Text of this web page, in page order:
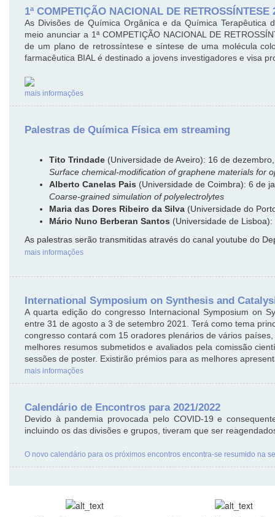
1ª COMPETIÇÃO NACIONAL DE RETROSSÍNTESE
As Divisões de Química Orgânica e da Química Terapêutica
meio anunciar a 1ª COMPETIÇÃO NACIONAL DE
de um plano de retrossíntese e síntese de uma molécula
farmacêutica BIAL é destinado a jovens investigadores e visa
mais informações
Palestras de Química Física em streaming
Tito Trindade (Universidade de Aveiro): 16 de
Surface chemical-modification of graphene materials for
Alberto Canelas Pais (Universidade de Coimbra): 6 de
Coarse-grained simulation of polyelectrolytes
Maria das Dores Ribeiro da Silva (Universidade do
Mário Nuno Berberan Santos (Universidade de
As palestras serão transmitidas através do canal youtube do
mais informações
International Symposium on Synthesis and
A quarta edição do congresso Internacional Symposium on
entre 31 de agosto a 3 de setembro 2021. Terá como tema
congresso contará com 15 oradores plenários de vários
melhores resumos submetidos e avaliados pela comissão
sessões de poster. Existirão prémios para as melhores
mais informações
Calendário de Encontros para 2021/2022
Devido à pandemia provocada pelo COVID-19 e
incluindo os das divisões e grupos, tiveram que ser
O novo calendário para os próximos encontros encontra-se resumido na